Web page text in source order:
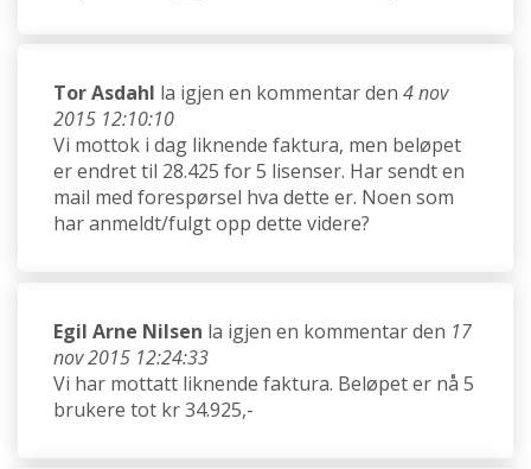
Tor Asdahl la igjen en kommentar den 4 nov
2015 12:10:10
Vi mottok i dag liknende faktura, men beløpet
er endret til 28.425 for 5 lisenser. Har sendt en
mail med forespørsel hva dette er. Noen som
har anmeldt/fulgt opp dette videre?
Egil Arne Nilsen la igjen en kommentar den 17
nov 2015 12:24:33
Vi har mottatt liknende faktura. Beløpet er nå 5
brukere tot kr 34.925,-